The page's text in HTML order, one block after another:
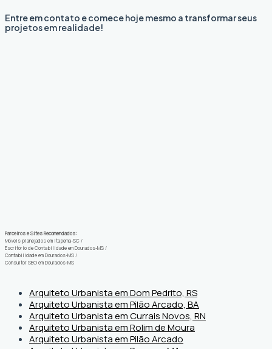
Entre em contato e comece hoje mesmo a transformar seus
projetos em realidade!
Parceiros e Sites Recomendados:
Móveis planejados em Itapema-SC /
Escritório de Contabilidade em Dourados-MS /
Contabilidade em Dourados-MS /
Consultor SEO em Dourados-MS
Arquiteto Urbanista em Dom Pedrito, RS
Arquiteto Urbanista em Pilão Arcado, BA
Arquiteto Urbanista em Currais Novos, RN
Arquiteto Urbanista em Rolim de Moura
Arquiteto Urbanista em Pilão Arcado